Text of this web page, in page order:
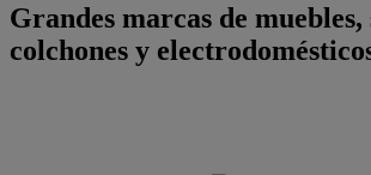
Grandes marcas de muebles,
colchones y